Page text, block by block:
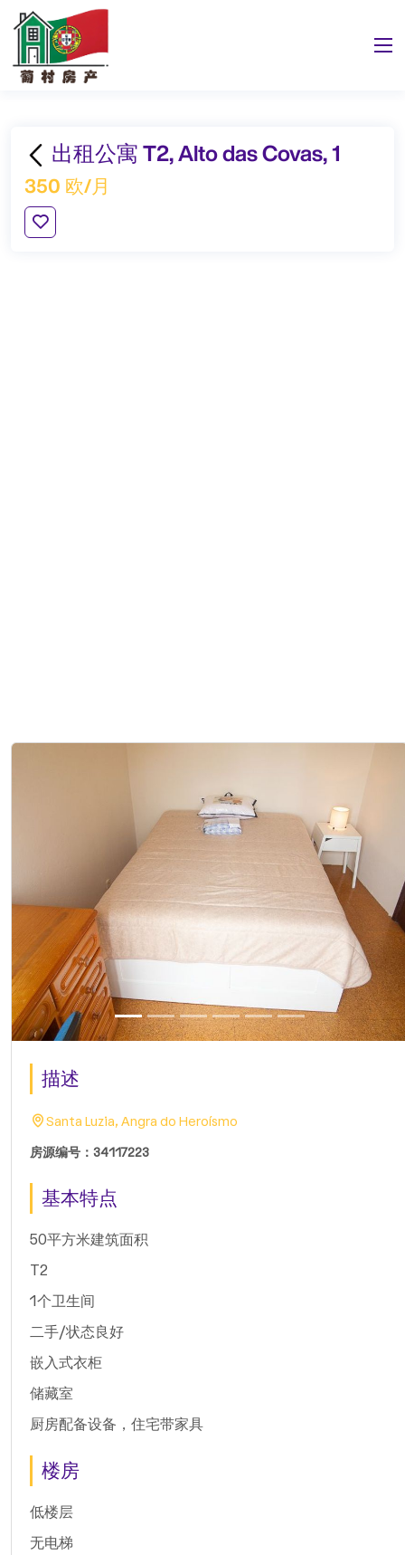
出租公寓 T2, Alto das Covas, 1
350 欧/月
描述
Santa Luzia, Angra do Heroísmo
房源编号：34117223
基本特点
50平方米建筑面积
T2
1个卫生间
二手/状态良好
嵌入式衣柜
储藏室
厨房配备设备，住宅带家具
楼房
低楼层
无电梯